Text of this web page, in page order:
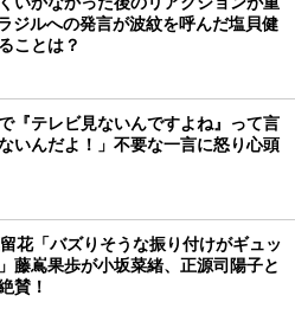
ジルへの発言が波紋を呼んだ塩貝健
ことは？
『テレビ見ないんですよね』って言
いんだよ！」不要な一言に怒り心頭
花「バズりそうな振り付けがギュッ
藤嶌果歩が小坂菜緒、正源司陽子と
賛！